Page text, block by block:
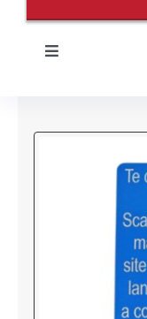
Toggle
Lista AdoTags